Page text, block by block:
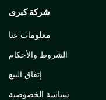
شركة كبرى
معلومات عنا
الشروط والأحكام
إتفاق البيع
سياسة الخصوصية